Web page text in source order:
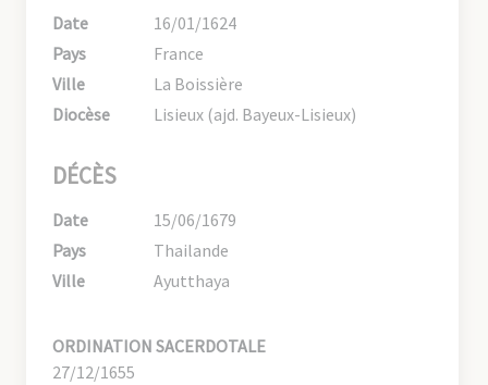
Date
16/01/1624
Pays
France
Ville
La Boissière
Diocèse
Lisieux (ajd. Bayeux-Lisieux)
DÉCÈS
Date
15/06/1679
Pays
Thailande
Ville
Ayutthaya
ORDINATION SACERDOTALE
27/12/1655